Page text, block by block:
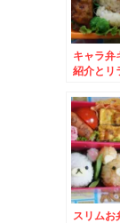
キャラ弁
紹介とリ
スリムお